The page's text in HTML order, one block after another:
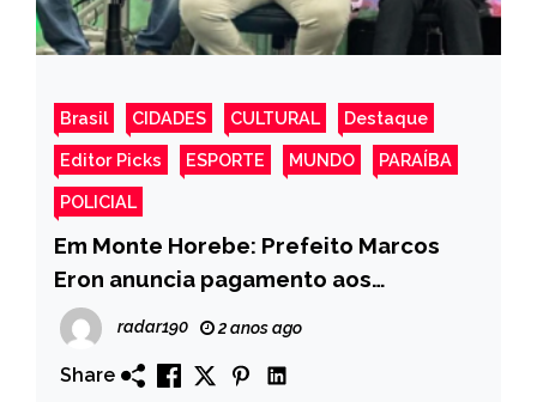
Brasil CIDADES CULTURAL Destaque
Editor Picks ESPORTE MUNDO PARAÍBA
POLICIAL
Em Monte Horebe: Prefeito Marcos
Eron anuncia pagamento aos
beneficiários do programa Bolsa
Progresso
radar190 2 anos ago
Share